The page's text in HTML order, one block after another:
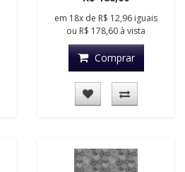
em 18x de R$ 12,96 iguais
ou R$ 178,60 à vista
Comprar